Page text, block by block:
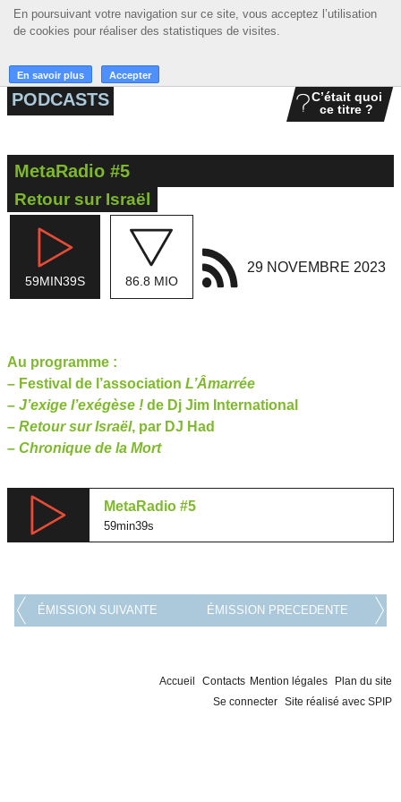
En poursuivant votre navigation sur ce site, vous acceptez l’utilisation
de cookies pour réaliser des statistiques de visites.
En savoir plus Accepter
En poursuivant votre navigation sur ce site, vous acceptez l’utilisation
de cookies pour réaliser des statistiques de visites.
En savoir plus Accepter
☰ MENU
ACCUEIL
ACTIONS
PODCASTS
C’était quoi
ce titre ?
MetaRadio #5
Retour sur Israël
59MIN39S 86.8 MIO
29 NOVEMBRE 2023
Au programme :
– Festival de l’association L’Âmarrée
– J’exige l’exégèse ! de Dj Jim International
– Retour sur Israël, par DJ Had
– Chronique de la Mort
MetaRadio #5
59min39s
ÉMISSION SUIVANTE ÉMISSION PRECEDENTE
Accueil Contacts Mention légales
Plan du site
Se connecter Site réalisé avec SPIP